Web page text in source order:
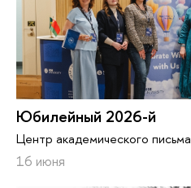
Юбилейный 2026-й
Центр академического письма
16 июня